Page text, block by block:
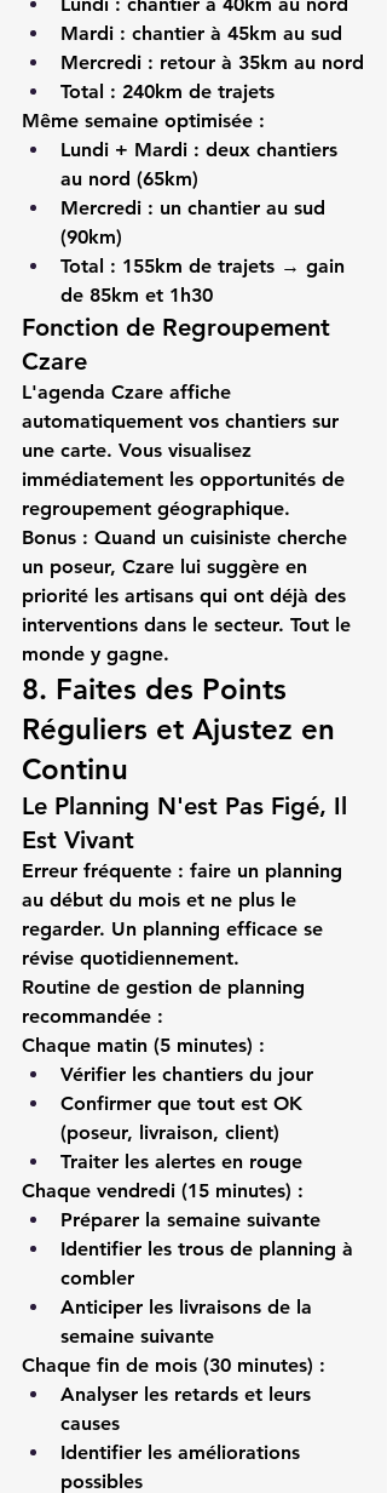
Mardi : chantier à 45km au sud
Mercredi : retour à 35km au nord
Total : 240km de trajets
Même semaine optimisée :
Lundi + Mardi : deux chantiers
au nord (65km)
Mercredi : un chantier au sud
(90km)
Total : 155km de trajets → gain
de 85km et 1h30
Fonction de Regroupement
Czare
L'agenda Czare affiche
automatiquement vos chantiers sur
une carte. Vous visualisez
immédiatement les opportunités de
regroupement géographique.
Bonus : Quand un cuisiniste cherche
un poseur, Czare lui suggère en
priorité les artisans qui ont déjà des
interventions dans le secteur. Tout le
monde y gagne.
8. Faites des Points
Réguliers et Ajustez en
Continu
Le Planning N'est Pas Figé, Il
Est Vivant
Erreur fréquente : faire un planning
au début du mois et ne plus le
regarder. Un planning efficace se
révise quotidiennement.
Routine de gestion de planning
recommandée :
Chaque matin (5 minutes) :
Vérifier les chantiers du jour
Confirmer que tout est OK
(poseur, livraison, client)
Traiter les alertes en rouge
Chaque vendredi (15 minutes) :
Préparer la semaine suivante
Identifier les trous de planning à
combler
Anticiper les livraisons de la
semaine suivante
Chaque fin de mois (30 minutes) :
Analyser les retards et leurs
causes
Identifier les améliorations
possibles